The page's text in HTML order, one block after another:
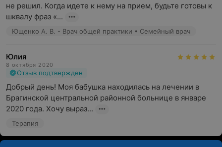
не решил. Когда идете к нему на прием, будьте готовы к
шквалу фраз «...
Ющенко А. В. - Врач общей практики • Семейный врач
Юлия
8 октября 2020
Отзыв подтвержден
Добрый день! Моя бабушка находилась на лечении в
Брагинской центральной районной больнице в январе
2020 года. Хочу выраз...
Терапия